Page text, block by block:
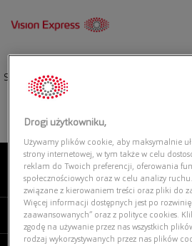
Strona główna|
O NAS
MOJE VISION EXPRESS
Drogi użytkowniku,
Używamy plików cookie, aby maksymalnie
strony internetowej, w tym także w celu
reklam do Twoich preferencji, oferowania
społecznościowych oraz w celu analizy
związane z kierowaniem treści oraz pliki do
Więcej informacji dostępnych jest po
zaawansowanych” oraz z polityce cookies.
zgodę na używanie przez nas wszystkich
rodzaj wykorzystywanych przez nas plików